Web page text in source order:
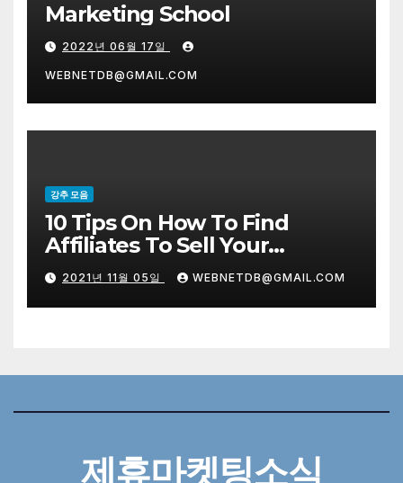
Marketing School
2022년 06월 17일
WEBNETDB@GMAIL.COM
강추 모음
10 Tips On How To Find
Affiliates To Sell Your
Products
2021년 11월 05일 WEBNETDB@GMAIL.COM
제휴마켓팅소식